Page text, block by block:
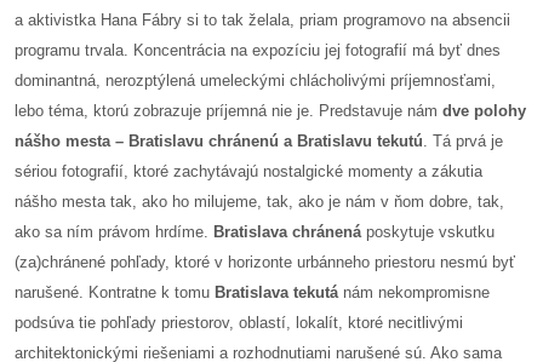
pripomienkové
konania
dobrá
prax
práca
odkazy
petície
a aktivistka Hana Fábry si to tak želala, priam programovo na absencii
programu trvala. Koncentrácia na expozíciu jej fotografií má byť dnes
dominantná, nerozptýlená umeleckými chlácholivými príjemnosťami,
lebo téma, ktorú zobrazuje príjemná nie je. Predstavuje nám dve polohy
nášho mesta – Bratislavu chránenú a Bratislavu tekutú . Tá prvá je
sériou fotografií, ktoré zachytávajú nostalgické momenty a zákutia
nášho mesta tak, ako ho milujeme, tak, ako je nám v ňom dobre, tak,
ako sa ním právom hrdíme.
Bratislava chránená poskytuje vskutku
(za)chránené pohľady, ktoré v horizonte urbánneho priestoru nesmú byť
narušené. Kontratne k tomu Bratislava tekutá nám nekompromisne
podsúva tie pohľady priestorov, oblastí, lokalít, ktoré necitlivými
architektonickými riešeniami a rozhodnutiami narušené sú. Ako sama